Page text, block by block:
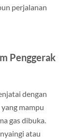
perjalanan
Penggerak
dengan
mampu
gas dibuka.
atau